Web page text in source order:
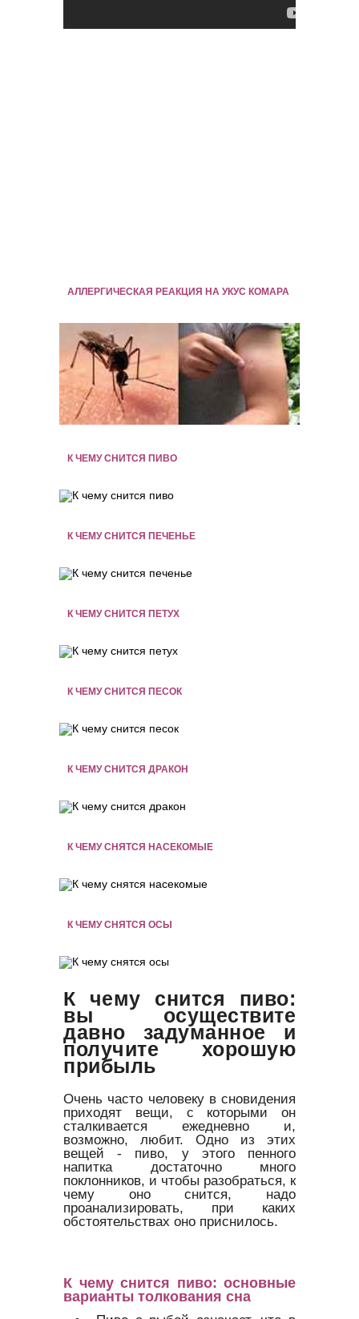
АЛЛЕРГИЧЕСКАЯ РЕАКЦИЯ НА УКУС КОМАРА
К ЧЕМУ СНИТСЯ ПИВО
К ЧЕМУ СНИТСЯ ПЕЧЕНЬЕ
К ЧЕМУ СНИТСЯ ПЕТУХ
К ЧЕМУ СНИТСЯ ПЕСОК
К ЧЕМУ СНИТСЯ ДРАКОН
К ЧЕМУ СНЯТСЯ НАСЕКОМЫЕ
К ЧЕМУ СНЯТСЯ ОСЫ
К чему снится пиво:
вы осуществите
давно задуманное и
получите хорошую
прибыль
Очень часто человеку в сновидения
приходят вещи, с которыми он
сталкивается ежедневно и,
возможно, любит. Одно из этих
вещей - пиво, у этого пенного
напитка достаточно много
поклонников, и чтобы разобраться, к
чему оно снится, надо
проанализировать, при каких
обстоятельствах оно приснилось.
К чему снится пиво: основные
варианты толкования сна